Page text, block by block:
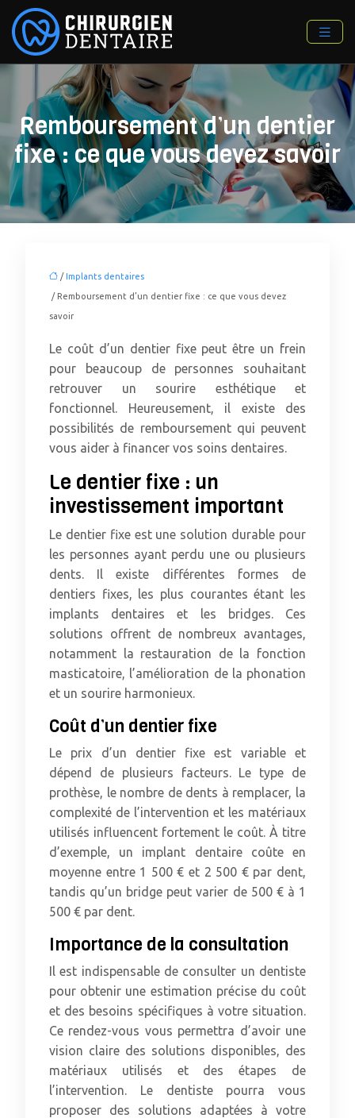
Remboursement d’un dentier
fixe : ce que vous devez savoir
/Implants dentaires
/ Remboursement d’un dentier fixe : ce que vous devez
savoir
Le coût d’un dentier fixe peut être un frein
pour beaucoup de personnes souhaitant
retrouver un sourire esthétique et
fonctionnel. Heureusement, il existe des
possibilités de remboursement qui peuvent
vous aider à financer vos soins dentaires.
Le dentier fixe : un
investissement important
Le dentier fixe est une solution durable pour
les personnes ayant perdu une ou plusieurs
dents. Il existe différentes formes de
dentiers fixes, les plus courantes étant les
implants dentaires et les bridges. Ces
solutions offrent de nombreux avantages,
notamment la restauration de la fonction
masticatoire, l’amélioration de la phonation
et un sourire harmonieux.
Coût d’un dentier fixe
Le prix d’un dentier fixe est variable et
dépend de plusieurs facteurs. Le type de
prothèse, le nombre de dents à remplacer, la
complexité de l’intervention et les matériaux
utilisés influencent fortement le coût. À titre
d’exemple, un implant dentaire coûte en
moyenne entre 1 500 € et 2 500 € par dent,
tandis qu’un bridge peut varier de 500 € à 1
500 € par dent.
Importance de la consultation
Il est indispensable de consulter un dentiste
pour obtenir une estimation précise du coût
et des besoins spécifiques à votre situation.
Ce rendez-vous vous permettra d’avoir une
vision claire des solutions disponibles, des
matériaux utilisés et des étapes de
l’intervention. Le dentiste pourra vous
proposer des solutions adaptées à votre